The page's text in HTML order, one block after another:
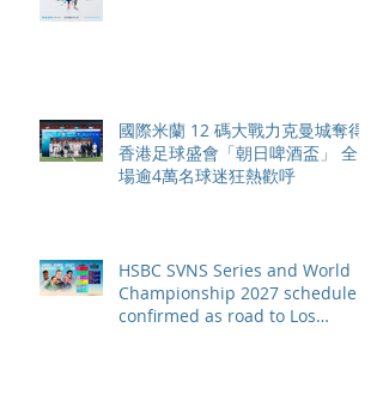
國際米蘭 12 碼大戰力克曼城奪得
香港足球盛會「朝日啤酒盃」 全
場逾4萬名球迷狂熱歡呼
HSBC SVNS Series and World
Championship 2027 schedule
confirmed as road to Los